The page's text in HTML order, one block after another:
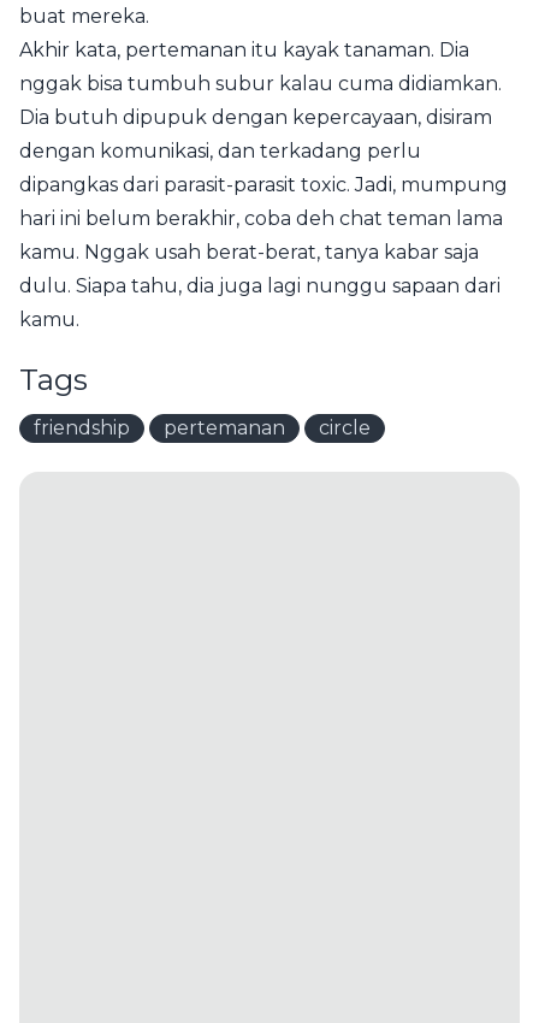
buat mereka.
Akhir kata, pertemanan itu kayak tanaman. Dia
nggak bisa tumbuh subur kalau cuma didiamkan.
Dia butuh dipupuk dengan kepercayaan, disiram
dengan komunikasi, dan terkadang perlu
dipangkas dari parasit-parasit toxic. Jadi, mumpung
hari ini belum berakhir, coba deh chat teman lama
kamu. Nggak usah berat-berat, tanya kabar saja
dulu. Siapa tahu, dia juga lagi nunggu sapaan dari
kamu.
Tags
friendship pertemanan circle